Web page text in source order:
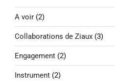
A voir (2)
Collaborations de Ziaux (3)
Engagement (2)
Instrument (2)